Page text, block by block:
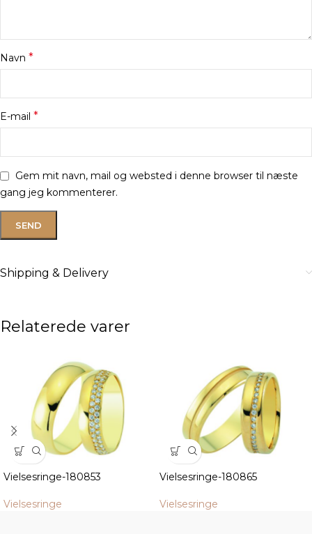
Navn *
E-mail *
Gem mit navn, mail og websted i denne browser til næste
gang jeg kommenterer.
Shipping & Delivery
Relaterede varer
Vielsesringe-180853
Vielsesringe
Vielsesringe-180865
Vielsesringe